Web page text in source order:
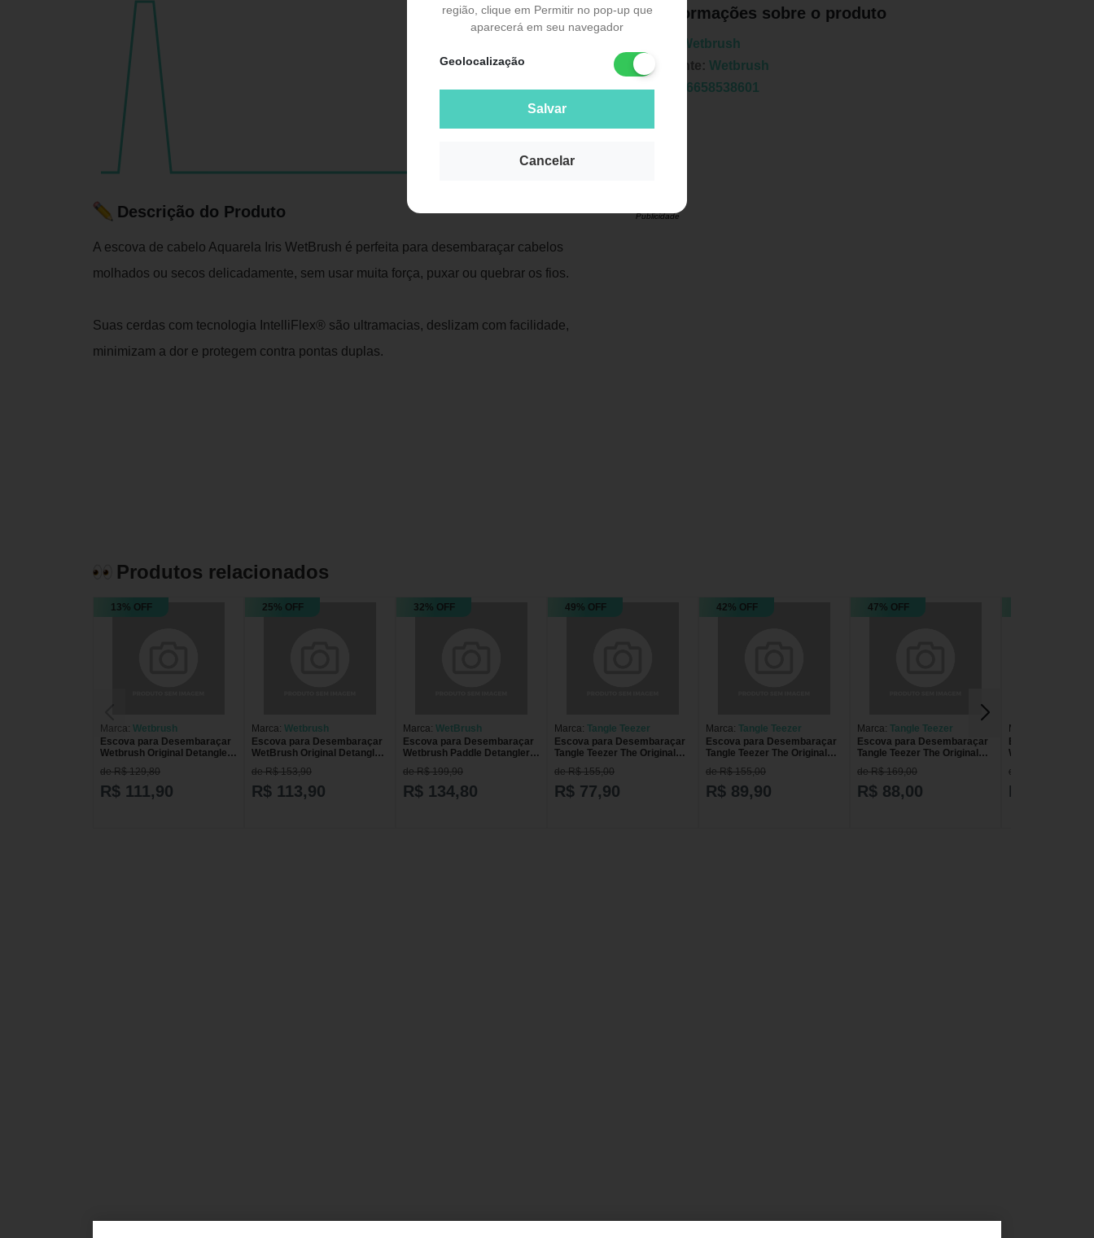
região, clique em Permitir no pop-up que
aparecerá em seu navegador
Geolocalização
Salvar
Cancelar
Descrição do Produto
A escova de cabelo Aquarela Iris WetBrush é perfeita para desembaraçar cabelos
molhados ou secos delicadamente, sem usar muita força, puxar ou quebrar os fios.
Suas cerdas com tecnologia IntelliFlex® são ultramacias, deslizam com facilidade,
minimizam a dor e protegem contra pontas duplas.
Informações sobre o produto
Wetbrush
Fabricante: Wetbrush
EAN:
736658538601
Publicidade
Produtos relacionados
13% OFF
Marca: Wetbrush
Escova para Desembaraçar
Wetbrush Original Detangler
Aquarela Blush Colorida
Colorida
de R$ 129,80
R$ 111,90
25% OFF
Marca: Wetbrush
Escova para Desembaraçar
WetBrush Original Detangler
Leopardo Pink Pink
de R$ 153,90
R$ 113,90
32% OFF
Marca: WetBrush
Escova para Desembaraçar
Wetbrush Paddle Detangler
Rosa
de R$ 199,90
R$ 134,80
49% OFF
Marca: Tangle Teezer
Escova para Desembaraçar
Tangle Teezer The Original
Plant Based Orange
de R$ 155,00
R$ 77,90
42% OFF
Marca: Tangle Teezer
Escova para Desembaraçar
Tangle Teezer The Original
Plant Based Pink Pink
de R$ 155,00
R$ 89,90
47% OFF
Marca: Tangle Teezer
Escova para Desembaraçar
Tangle Teezer The Original
Thick & Curly Rosa
de R$ 169,00
R$ 88,00
Marca:
WetBrush Speed
de R$ 190,90
R$ 125,90